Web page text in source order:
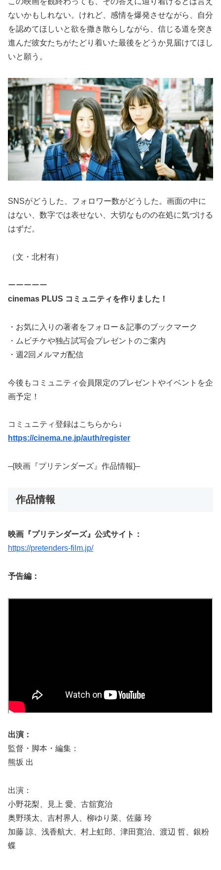
ないかもしれない。けれど、感情を爆発させながら、自分
を認めてほしいと欲を撒き散らしながら、信じる道を突き
進んだ彼女たちがたどり着いた最後をどうか見届けてほし
いと願う。
SNSがどうした、フォロワー数がどうした。画面の中に
はない、数字では表せない、大切なものの在処に気づける
はずだ。
（文・北村有）
ーーーーー
cinemas PLUS コミュニティを作りました！
・お気に入りの著者をフォロー＆記事のブックマーク
・ムビチケや独占試写会プレゼントのご案内
・週2回メルマガ配信
今後もコミュニティ会員限定のプレゼントやイベントを企
画予定！
コミュニティ登録はこちらから↓
https://cinema.ne.jp/auth/register
–{映画『プリテンダーズ』作品情報}–
作品情報
映画『プリテンダーズ』公式サイト：
https://pretenders-film.jp/
予告編：
出演：
監督・脚本・編集：
熊坂 出
出演：
小野花梨、見上 愛、古舘寛治
奥野瑛太、吉村界人、柳ゆり菜、佐藤 玲
加藤 諒、浅香航大、村上虹郎、津田寛治、渡辺 哲、銀粉
蝶